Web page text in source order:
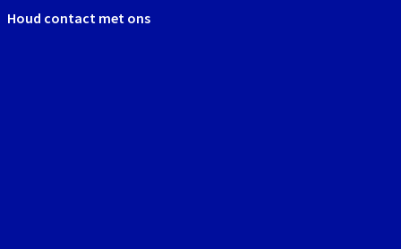
Houd contact met ons